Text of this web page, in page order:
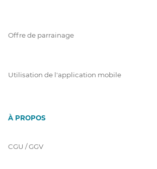
Offre de parrainage
Utilisation de l'application mobile
À PROPOS
CGU / GGV